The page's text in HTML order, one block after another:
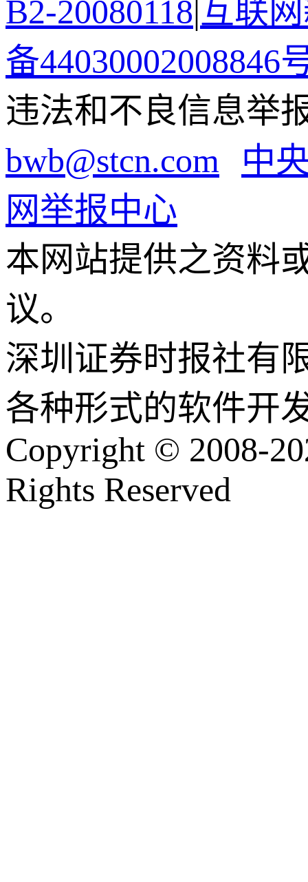
B2-20080118 互联
备44030002008846
违法和不良信息举
bwb@stcn.com
中
网举报中心
本网站提供之资料
议。
深圳证券时报社有
各种形式的软件开
Copyright © 2008-
Rights Reserved